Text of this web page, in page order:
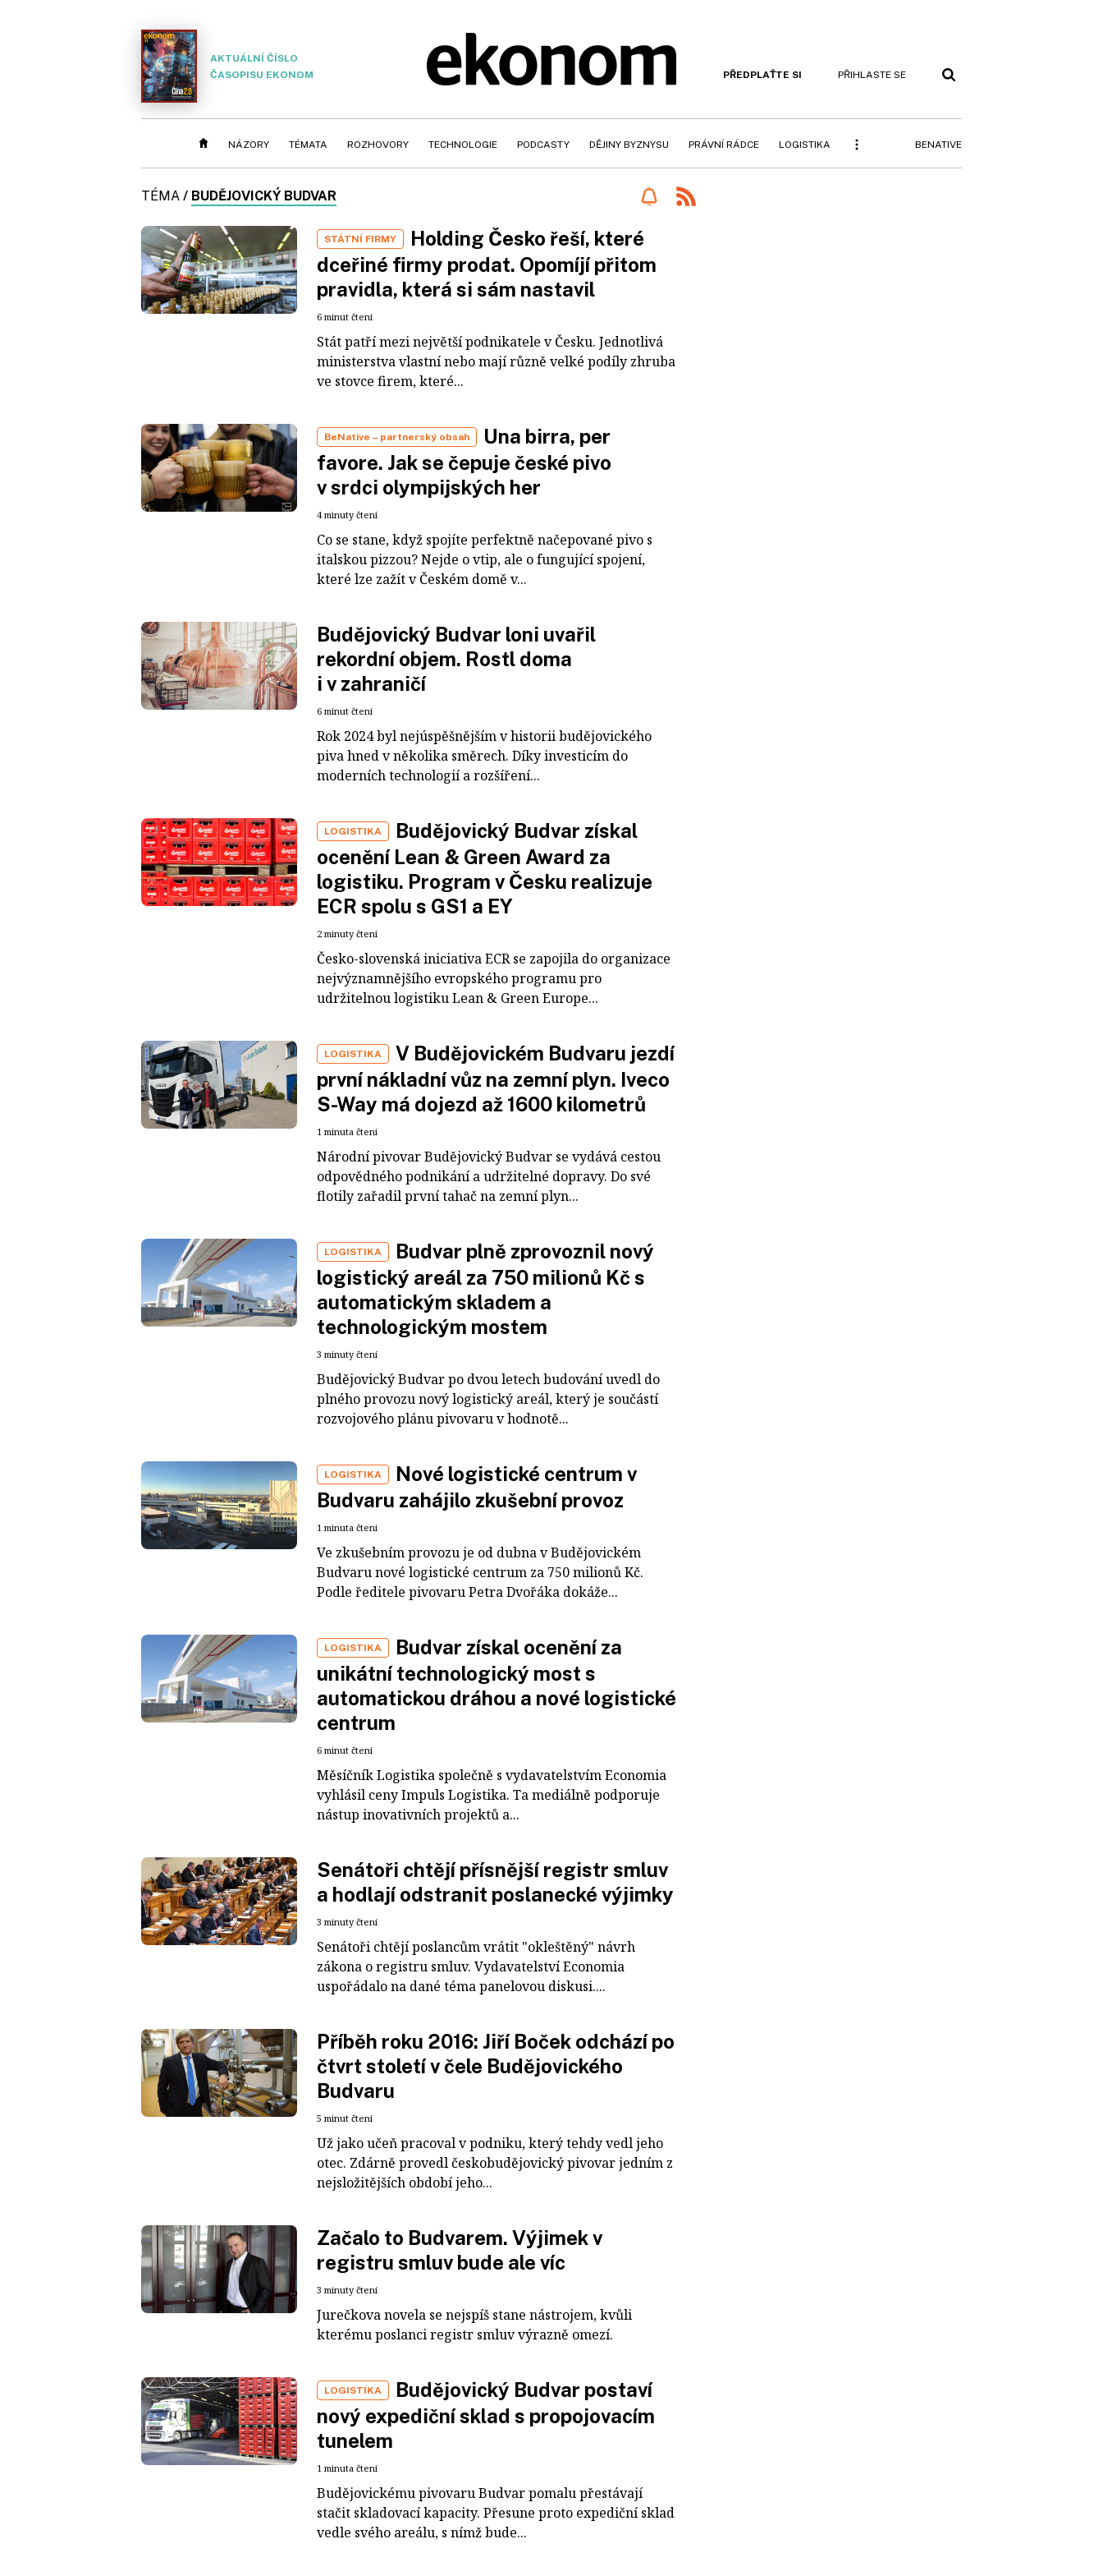
AKTUÁLNÍ ČÍSLO
ČASOPISU EKONOM
PŘEDPLAŤTE SI PŘIHLASTE SE
NÁZORY TÉMATA ROZHOVORY TECHNOLOGIE PODCASTY DĚJINY BYZNYSU PRÁVNÍ RÁDCE LOGISTIKA BENATIVE
TÉMA / BUDĚJOVICKÝ BUDVAR
STÁTNÍ FIRMY
Holding Česko řeší, které
dceřiné firmy prodat. Opomíjí přitom
pravidla, která si sám nastavil
6 minut čtení
Stát patří mezi největší podnikatele v Česku. Jednotlivá
ministerstva vlastní nebo mají různě velké podíly zhruba
ve stovce firem, které...
BeNative – partnerský obsah
Una birra, per
favore. Jak se čepuje české pivo
v srdci olympijských her
4 minuty čtení
Co se stane, když spojíte perfektně načepované pivo s
italskou pizzou? Nejde o vtip, ale o fungující spojení,
které lze zažít v Českém domě v...
Budějovický Budvar loni uvařil
rekordní objem. Rostl doma
i v zahraničí
6 minut čtení
Rok 2024 byl nejúspěšnějším v historii budějovického
piva hned v několika směrech. Díky investicím do
moderních technologií a rozšíření...
LOGISTIKA
Budějovický Budvar získal
ocenění Lean & Green Award za
logistiku. Program v Česku realizuje
ECR spolu s GS1 a EY
2 minuty čtení
Česko-slovenská iniciativa ECR se zapojila do organizace
nejvýznamnějšího evropského programu pro
udržitelnou logistiku Lean & Green Europe...
LOGISTIKA
V Budějovickém Budvaru jezdí
první nákladní vůz na zemní plyn. Iveco
S-Way má dojezd až 1600 kilometrů
1 minuta čtení
Národní pivovar Budějovický Budvar se vydává cestou
odpovědného podnikání a udržitelné dopravy. Do své
flotily zařadil první tahač na zemní plyn...
LOGISTIKA
Budvar plně zprovoznil nový
logistický areál za 750 milionů Kč s
automatickým skladem a
technologickým mostem
3 minuty čtení
Budějovický Budvar po dvou letech budování uvedl do
plného provozu nový logistický areál, který je součástí
rozvojového plánu pivovaru v hodnotě...
LOGISTIKA
Nové logistické centrum v
Budvaru zahájilo zkušební provoz
1 minuta čtení
Ve zkušebním provozu je od dubna v Budějovickém
Budvaru nové logistické centrum za 750 milionů Kč.
Podle ředitele pivovaru Petra Dvořáka dokáže...
LOGISTIKA
Budvar získal ocenění za
unikátní technologický most s
automatickou dráhou a nové logistické
centrum
6 minut čtení
Měsíčník Logistika společně s vydavatelstvím Economia
vyhlásil ceny Impuls Logistika. Ta mediálně podporuje
nástup inovativních projektů a...
Senátoři chtějí přísnější registr smluv
a hodlají odstranit poslanecké výjimky
3 minuty čtení
Senátoři chtějí poslancům vrátit "okleštěný" návrh
zákona o registru smluv. Vydavatelství Economia
uspořádalo na dané téma panelovou diskusi....
Příběh roku 2016: Jiří Boček odchází po
čtvrt století v čele Budějovického
Budvaru
5 minut čtení
Už jako učeň pracoval v podniku, který tehdy vedl jeho
otec. Zdárně provedl českobudějovický pivovar jedním z
nejsložitějších období jeho...
Začalo to Budvarem. Výjimek v
registru smluv bude ale víc
3 minuty čtení
Jurečkova novela se nejspíš stane nástrojem, kvůli
kterému poslanci registr smluv výrazně omezí.
LOGISTIKA
Budějovický Budvar postaví
nový expediční sklad s propojovacím
tunelem
1 minuta čtení
Budějovickému pivovaru Budvar pomalu přestávají
stačit skladovací kapacity. Přesune proto expediční sklad
vedle svého areálu, s nímž bude...